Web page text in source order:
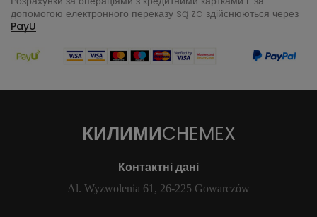
допомогою електронного переказу są za здійснюються через
PayU
КИЛИМИCHEMEX
Контактні дані
Al. Wyzwolenia 61, 26-225 Gowarczów